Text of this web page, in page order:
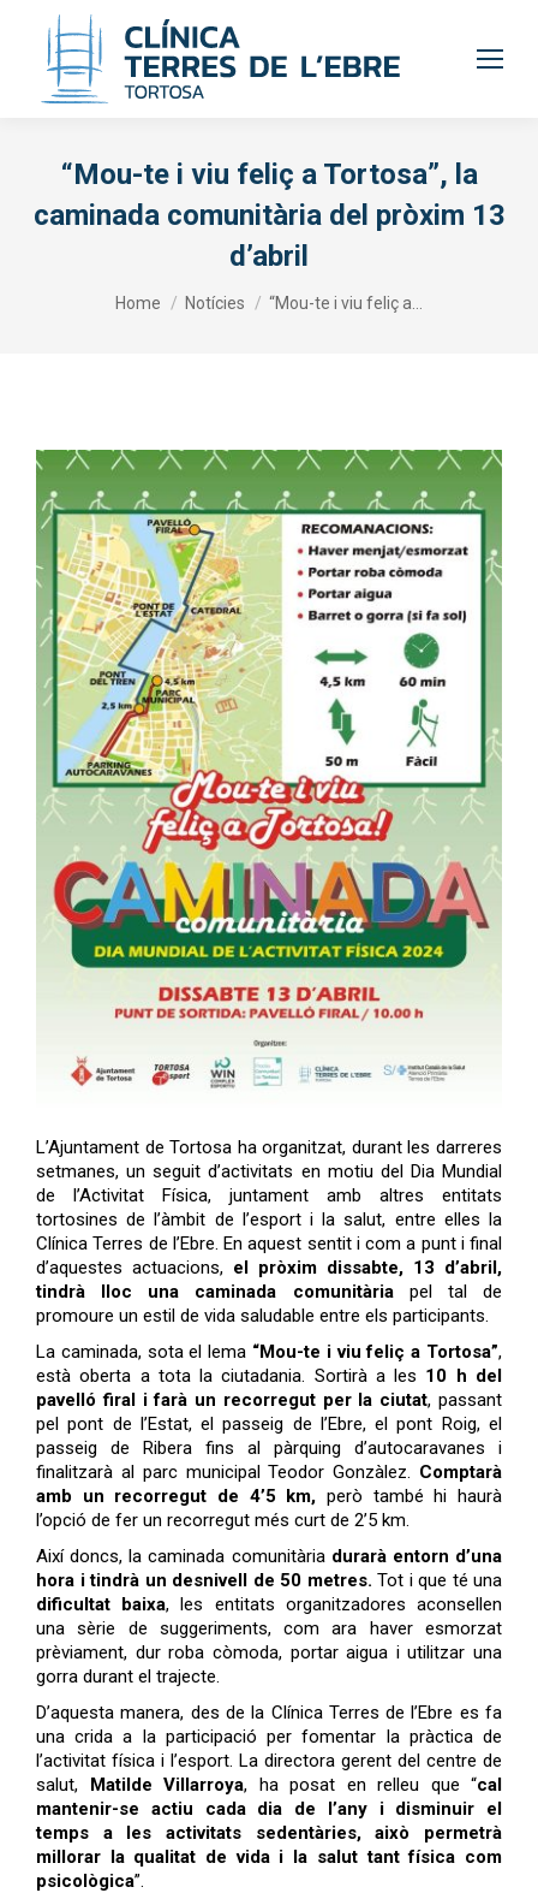
“Mou-te i viu feliç a Tortosa”, la
caminada comunitària del pròxim 13
d’abril
Home Notícies “Mou-te i viu feliç a…
L’Ajuntament de Tortosa ha organitzat, durant les darreres
setmanes, un seguit d’activitats en motiu del Dia Mundial
de l’Activitat Física, juntament amb altres entitats
tortosines de l’àmbit de l’esport i la salut, entre elles la
Clínica Terres de l’Ebre. En aquest sentit i com a punt i final
d’aquestes actuacions, el pròxim dissabte, 13 d’abril,
tindrà lloc una caminada comunitària pel tal de
promoure un estil de vida saludable entre els participants.
La caminada, sota el lema “Mou-te i viu feliç a Tortosa”,
està oberta a tota la ciutadania. Sortirà a les 10 h del
pavelló firal i farà un recorregut per la ciutat, passant
pel pont de l’Estat, el passeig de l’Ebre, el pont Roig, el
passeig de Ribera fins al pàrquing d’autocaravanes i
finalitzarà al parc municipal Teodor Gonzàlez. Comptarà
amb un recorregut de 4’5 km, però també hi haurà
l’opció de fer un recorregut més curt de 2’5 km.
Així doncs, la caminada comunitària durarà entorn d’una
hora i tindrà un desnivell de 50 metres. Tot i que té una
dificultat baixa, les entitats organitzadores aconsellen
una sèrie de suggeriments, com ara haver esmorzat
prèviament, dur roba còmoda, portar aigua i utilitzar una
gorra durant el trajecte.
D’aquesta manera, des de la Clínica Terres de l’Ebre es fa
una crida a la participació per fomentar la pràctica de
l’activitat física i l’esport. La directora gerent del centre de
salut, Matilde Villarroya, ha posat en relleu que “cal
mantenir-se actiu cada dia de l’any i disminuir el
temps a les activitats sedentàries, això permetrà
millorar la qualitat de vida i la salut tant física com
psicològica”.